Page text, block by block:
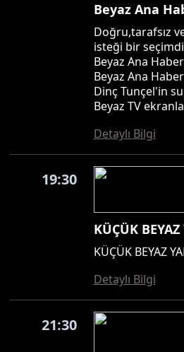
Beyaz Ana
Doğru,tarafsız
isteği bir
Beyaz Ana
Beyaz Ana
Dinç Tunçel'in
Beyaz TV
Detaylı Bilgi
19:30
KÜÇÜK
KÜÇÜK BEYAZ
Detaylı Bilgi
21:30